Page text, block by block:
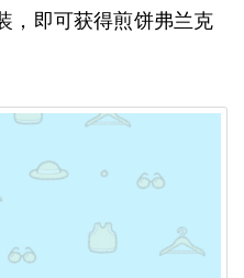
，即可获得煎饼弗兰克